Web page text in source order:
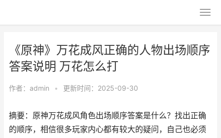
《原神》万花成风正确的人物出场顺序
答案说明 万花怎么打
作者： admin • 更新时间：2025-09-30
摘要：原神万花成风角色出场顺序答案是什么？找出正确
的顺序，相信很多玩家内心都有较大的疑问，自己也必须